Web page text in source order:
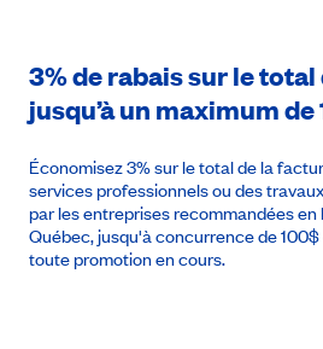
3% de rabais sur le
jusqu’à un maximum de
Économisez 3% sur le total de la
services professionnels ou des
par les entreprises recommandées
Québec, jusqu'à concurrence de
toute promotion en cours.